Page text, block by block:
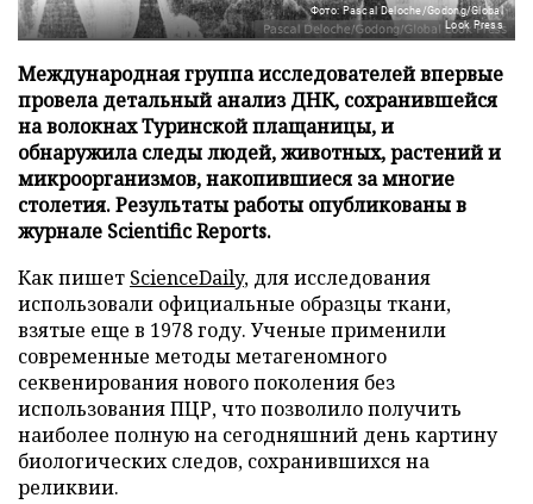
Фото: Pascal Deloche/Godong/Global
Look Press
Международная группа исследователей впервые
провела детальный анализ ДНК, сохранившейся
на волокнах Туринской плащаницы, и
обнаружила следы людей, животных, растений и
микроорганизмов, накопившиеся за многие
столетия. Результаты работы опубликованы в
журнале Scientific Reports.
Как пишет ScienceDaily, для исследования
использовали официальные образцы ткани,
взятые еще в 1978 году. Ученые применили
современные методы метагеномного
секвенирования нового поколения без
использования ПЦР, что позволило получить
наиболее полную на сегодняшний день картину
биологических следов, сохранившихся на
реликвии.